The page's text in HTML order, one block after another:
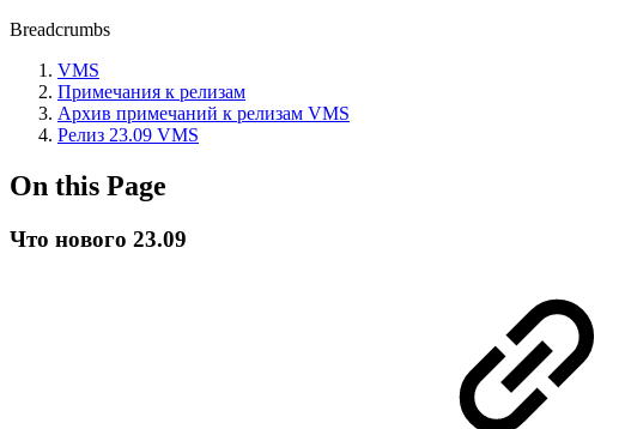
Breadcrumbs
VMS
Примечания к релизам
Аpхив примечаний к релизам VMS
Релиз 23.09 VMS
On this Page
Что нового 23.09